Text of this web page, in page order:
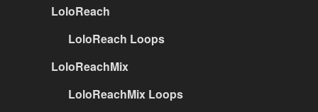
LoloReach
LoloReach Loops
LoloReachMix
LoloReachMix Loops